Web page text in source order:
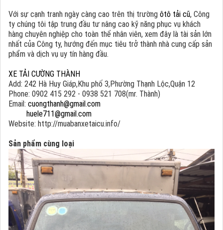
Với sự cạnh tranh ngày càng cao trên thị trường ôtô tải cũ, Công
ty chúng tôi tập trung đầu tư nâng cao kỹ năng phục vụ khách
hàng chuyên nghiệp cho toàn thể nhân viên, xem đây là tài sản lớn
nhất của Công ty, hướng đến mục tiêu trở thành nhà cung cấp sản
phẩm và dịch vụ uy tín hàng đầu.
XE TẢI CƯỜNG THÀNH
Add: 242 Hà Huy Giáp,Khu phố 3,Phường Thạnh Lộc,Quận 12
Phone: 0902 415 292 - 0938 521 708(mr. Thành)
Email: cuongthanh@gmail.com
huele711@gmail.com
Website: http://muabanxetaicu.info/
Sản phẩm cùng loại